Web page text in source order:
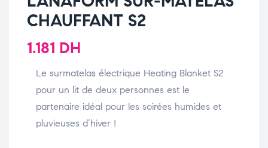
CHAUFFANT S2
1.181 DH
Le surmatelas électrique Heating Blanket S2
pour un lit de deux personnes est le
partenaire idéal pour les soirées humides et
pluvieuses d’hiver !